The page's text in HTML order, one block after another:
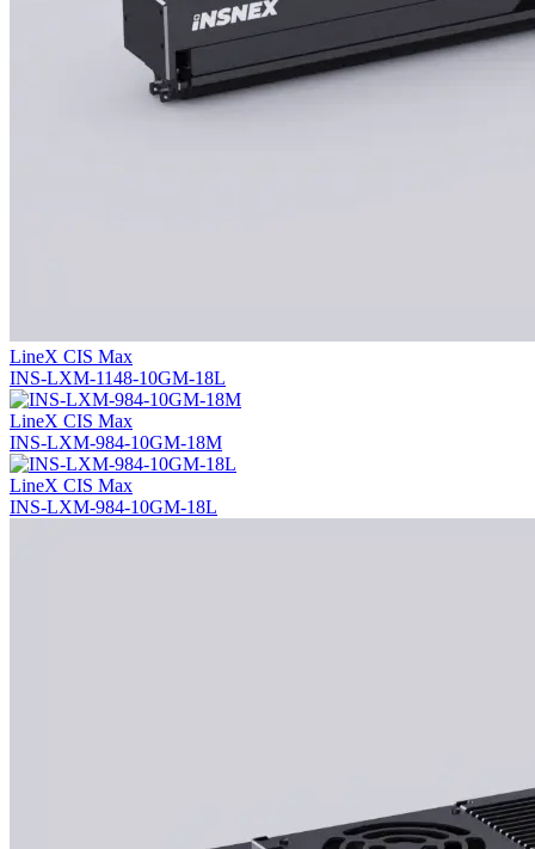
LineX CIS Max
INS-LXM-1148-10GM-18L
LineX CIS Max
INS-LXM-984-10GM-18M
LineX CIS Max
INS-LXM-984-10GM-18L